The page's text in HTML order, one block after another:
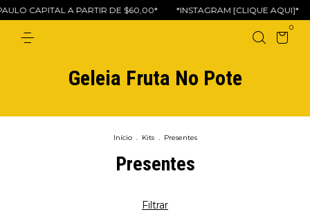
CAPITAL A PARTIR DE $60,00* *INSTAGRAM [CLIQUE AQUI]*
Geleia Fruta No Pote
0
Início . Kits . Presentes
Presentes
Filtrar